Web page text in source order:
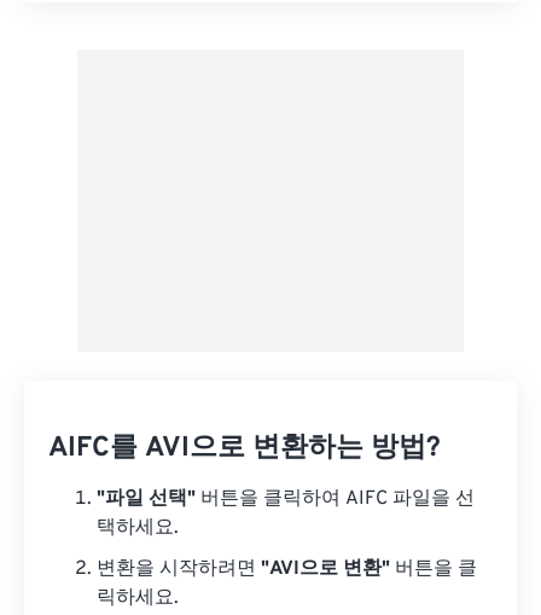
AIFC를 AVI으로 변환하는 방법?
"파일 선택" 버튼을 클릭하여 AIFC 파일을 선
택하세요.
변환을 시작하려면 "AVI으로 변환" 버튼을 클
릭하세요.